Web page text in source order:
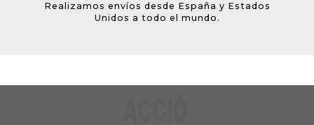
Realizamos envíos desde España y Estados
Unidos a todo el mundo.